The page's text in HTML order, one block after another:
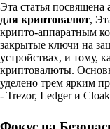
Эта статья посвящена
для криптовалют,
крипто-аппаратным
закрытые ключи на
устройствах, и тому,
криптовалюты.
уделено трем ярким
- Trezor, Ledger и